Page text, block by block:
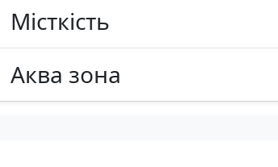
Місткість
Аква зона